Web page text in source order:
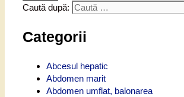
Caută după:
Categorii
Abcesul hepatic
Abdomen marit
Abdomen umflat, balonarea